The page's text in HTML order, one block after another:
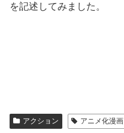
を記述してみました。
アクション アニメ化漫画